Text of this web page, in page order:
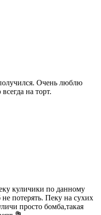
Очень люблю
на торт.
куличики по данному
не потерять. Пеку на сухих
просто бомба,такая